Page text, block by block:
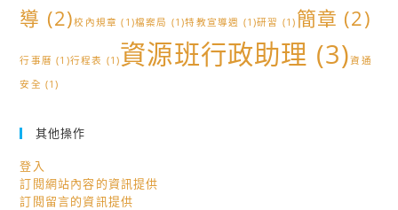
導 (2)校內規章 (1)檔案局 (1)特教宣導週 (1)研習 (1) 簡章 (2)
行事曆 (1)行程表 (1)資源班行政助理 (3)資通
安全 (1)
其他操作
登入
訂閱網站內容的資訊提供
訂閱留言的資訊提供